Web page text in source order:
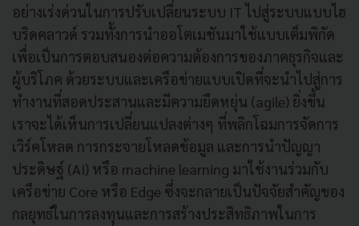
อย่างเร่งด่วนในการปรับเปลี่ยนระบบ IT ไปสู่ระบบแบบไฮ
บริดคลาวด์ รวมทั้งการนำออโตเมชันมาใช้แบบเต็มพิกัด
เพื่อเป็นการตอบสนองต่อความต้องการของภาคธุรกิจและ
ผู้บริโภค ด้วยระบบและเครือข่ายแบบเปิดที่จะนำไปสู่การ
ทำงานที่สอดประสานและมีความยืดหยุ่น (agile) ยิ่งขึ้น
เราจะได้เห็นการเปลี่ยนแปลงต่างๆ ที่พลิกโฉมการจัดการ
เวิร์คโหลด การกระจายโหลดข้อมูล และการนำปัญญา
ประดิษฐ์ (AI) หรือ machine learning มาใช้งานร่วมกับ
เครือข่าย Core หรือ Edge ซึ่งจะกลายเป็นปัจจัยสำคัญของ
กลยุทธ์ในการลงทุนและการสร้างประสิทธิภาพในการ